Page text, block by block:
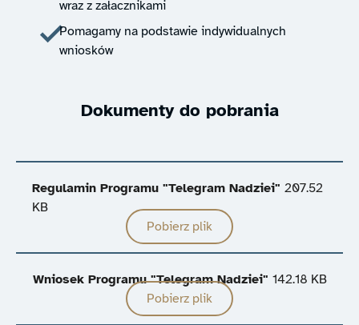
wraz z załacznikami
Pomagamy na podstawie indywidualnych
wniosków
Dokumenty do pobrania
Regulamin Programu "Telegram Nadziei" 207.52
KB
Pobierz plik
Wniosek Programu "Telegram Nadziei" 142.18 KB
Pobierz plik